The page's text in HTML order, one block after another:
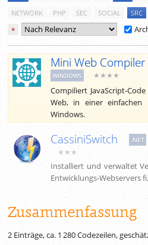
NETWORK
PHP SEC SOCIAL SRC
×
Mini Web Compiler
WINDOWS
★★★★
Compiliert JavaScript-
Web, in einer einfachen
Windows.
CassiniSwitch .NET
★★★
Installiert und verwaltet
Entwicklungs-Webservers
Zusammenfassung
2 Einträge, ca. 1 280Codezeilen,